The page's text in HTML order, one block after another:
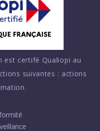
est certifé Qualiopi au
suivantes : actions